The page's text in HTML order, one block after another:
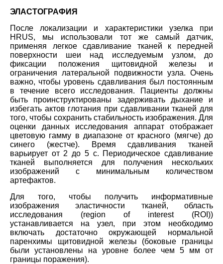
ЭЛАСТОГРАФИЯ
После локализации и характеристики узелка при
HRUS, мы использовали тот же самый датчик,
применяя легкое сдавливание тканей к передней
поверхности шеи над исследуемым узлом, до
фиксации положения щитовидной железы и
ограничения латеральной подвижности узла. Очень
важно, чтобы уровень сдавливания был постоянным
в течение всего исследования. Пациенты должны
быть проинструктированы задерживать дыхание и
избегать актов глотания при сдавливании тканей для
того, чтобы сохранить стабильность изображения. Для
оценки данных исследования аппарат отображает
цветовую гамму в диапазоне от красного (мягче) до
синего (жестче). Время сдавливания тканей
варьирует от 2 до 5 с. Периодическое сдавливание
тканей выполняется для получения нескольких
изображений с минимальным количеством
артефактов.
Для того, чтобы получить информативные
изображения эластичности тканей, область
исследования (region of interest (ROI))
устанавливается на узел, при этом необходимо
включать достаточно окружающей нормальной
паренхимы щитовидной железы (боковые границы
были установлены на уровне более чем 5 мм от
границы поражения).